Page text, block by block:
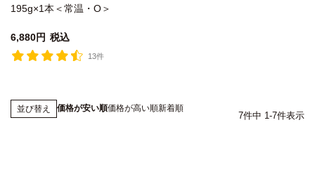
195g×1本＜常温・O＞
6,880 税込
13件
並び替え 価格が安い順価格が高い順新着順
7件中 1-7件表示